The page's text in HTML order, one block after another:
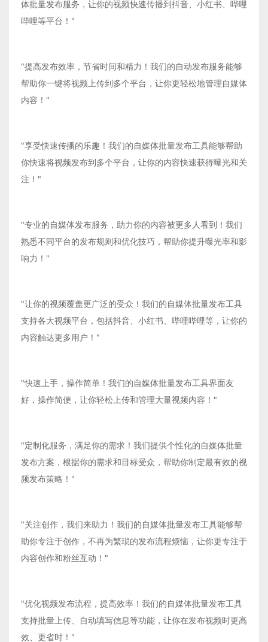
体批量发布服务，让你的视频快速传播到抖音、小红书、哔哩
哔哩等平台！"
"提高发布效率，节省时间和精力！我们的自动发布服务能够
帮助你一键将视频上传到多个平台，让你更轻松地管理自媒体
内容！"
"享受快速传播的乐趣！我们的自媒体批量发布工具能够帮助
你快速将视频发布到多个平台，让你的内容快速获得曝光和关
注！"
"专业的自媒体发布服务，助力你的内容被更多人看到！我们
熟悉不同平台的发布规则和优化技巧，帮助你提升曝光率和影
响力！"
"让你的视频覆盖更广泛的受众！我们的自媒体批量发布工具
支持各大视频平台，包括抖音、小红书、哔哩哔哩等，让你的
内容触达更多用户！"
"快速上手，操作简单！我们的自媒体批量发布工具界面友
好，操作简便，让你轻松上传和管理大量视频内容！"
"定制化服务，满足你的需求！我们提供个性化的自媒体批量
发布方案，根据你的需求和目标受众，帮助你制定最有效的视
频发布策略！"
"关注创作，我们来助力！我们的自媒体批量发布工具能够帮
助你专注于创作，不再为繁琐的发布流程烦恼，让你更专注于
内容创作和粉丝互动！"
"优化视频发布流程，提高效率！我们的自媒体批量发布工具
支持批量上传、自动填写信息等功能，让你在发布视频时更高
效、更省时！"